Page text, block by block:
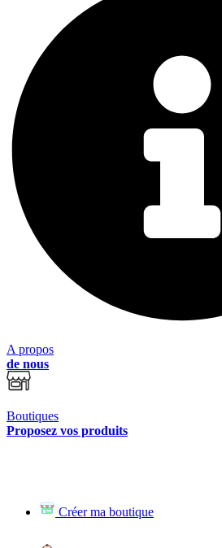
A propos
de nous
Boutiques
Proposez vos produits
Créer ma boutique